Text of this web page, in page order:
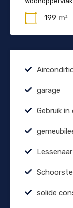
199 m²
garage
Gebruik in
solide